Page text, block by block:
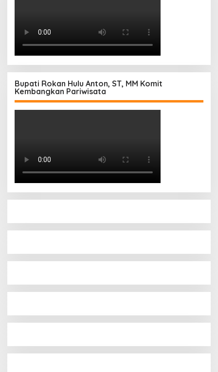
Bupati Rokan Hulu Anton, ST, MM Komit
Kembangkan Pariwisata